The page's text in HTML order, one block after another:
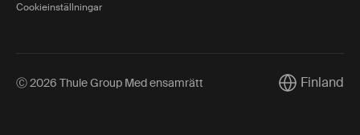
Cookieinställningar
Ⓒ 2026 Thule Group Med ensamrätt CurrentFinland